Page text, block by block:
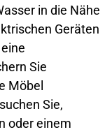
in die Nähe
Geräten
Sie
Möbel
Sie,
oder einem